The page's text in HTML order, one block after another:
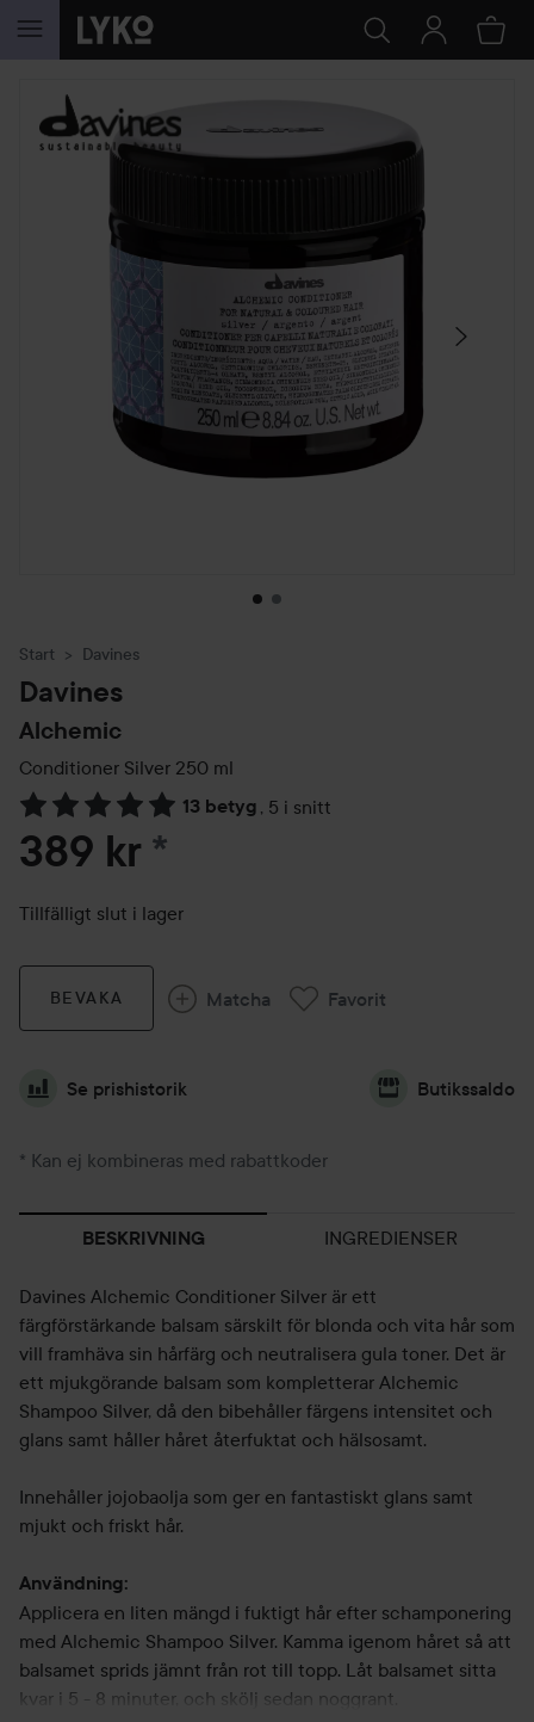
HOPPA TILL INNEHÅLLET
HOPPA ÖVER SEKTIONEN
Start Davines
Davines
Alchemic
Conditioner Silver 250 ml
13 betyg , 5 i snitt
Hoppa till Betyg & kommentarer
389 kr *
Tillfälligt slut i lager
BEVAKA Matcha Favorit
Se prishistorik Butikssaldo
* Kan ej kombineras med rabattkoder
BESKRIVNING INGREDIENSER
Davines Alchemic Conditioner Silver är ett
färgförstärkande balsam särskilt för blonda och vita hår som
vill framhäva sin hårfärg och neutralisera gula toner. Det är
ett mjukgörande balsam som kompletterar Alchemic
Shampoo Silver, då den bibehåller färgens intensitet och
glans samt håller håret återfuktat och hälsosamt.
Innehåller jojobaolja som ger en fantastiskt glans samt
mjukt och friskt hår.
Användning:
Applicera en liten mängd i fuktigt hår efter schamponering
med Alchemic Shampoo Silver. Kamma igenom håret så att
balsamet sprids jämnt från rot till topp. Låt balsamet sitta
kvar i 5 - 8 minuter, och skölj sedan noggrant.